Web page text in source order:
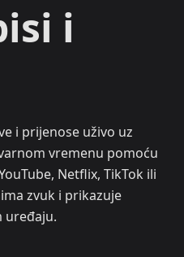
i
i prijenose uživo uz
vremenu pomoću
Netflix, TikTok ili
zvuk i prikazuje
uređaju.